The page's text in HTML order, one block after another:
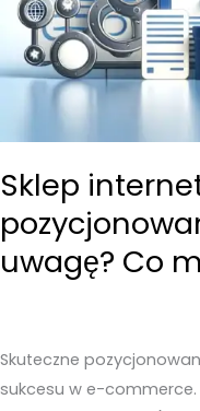
Sklep
uwagę? Co
Skuteczne
sukcesu w e-commerce.